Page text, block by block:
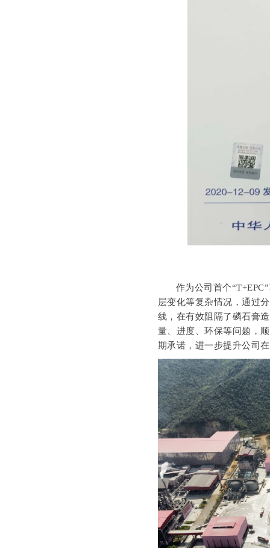
作为公司首个
层变化等复杂情况，通过
线，在有效阻隔了磷石膏
量、进度、环保等问题，
期承诺，进一步提升公司